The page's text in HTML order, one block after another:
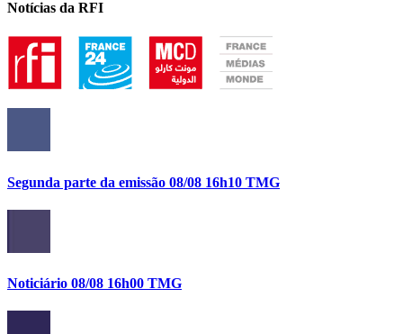
Notícias da RFI
Segunda parte da emissão 08/08 16h10 TMG
Noticiário 08/08 16h00 TMG